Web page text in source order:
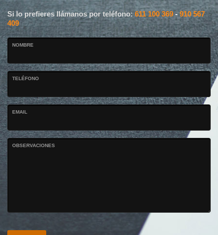
Si lo prefieres llámanos por teléfono: 611 100 369-910 567
409
NOMBRE
TELÉFONO
EMAIL
OBSERVACIONES